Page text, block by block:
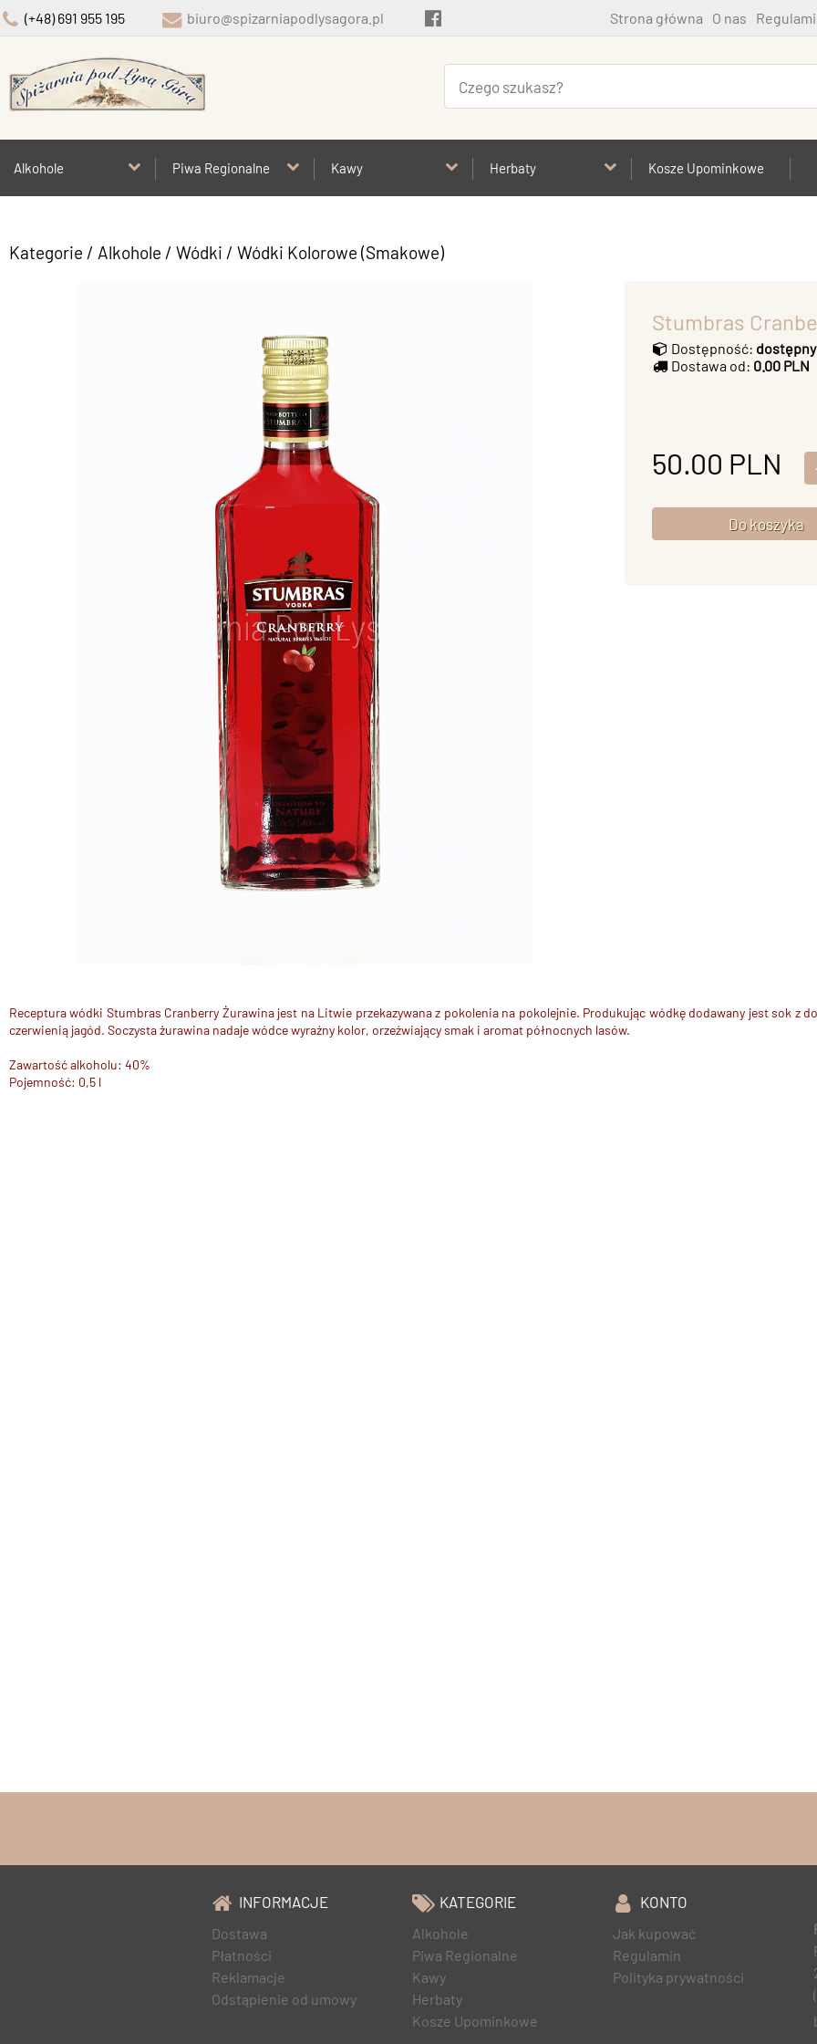
(+48) 691 955 195 biuro@spizarniapodlysagora.pl Strona główna O nas
Alkohole Piwa Regionalne Kawy Herbaty Kosze Upominkowe
Kategorie / Alkohole / Wódki / Wódki Kolorowe (Smakowe)
Stumbras
Dostępność: dostępny
Dostawa od: 0.00 PLN
50.00 PLN
Receptura wódki Stumbras Cranberry Żurawina jest na Litwie przekazywana z pokolenia na pokolejnie. Produkując wódkę dodawany jestsok z
czerwienią jagód. Soczysta żurawina nadaje wódcewyraźny kolor, orzeźwiający smak i aromat północnych lasów.
Zawartość alkoholu: 40%
Pojemność: 0,5 l
INFORMACJE
Dostawa
Płatności
Reklamacje
Odstąpienie od umowy
KATEGORIE
Alkohole
Piwa Regionalne
Kawy
Herbaty
Kosze Upominkowe
KONTO
Jak kupować
Regulamin
Polityka prywatności